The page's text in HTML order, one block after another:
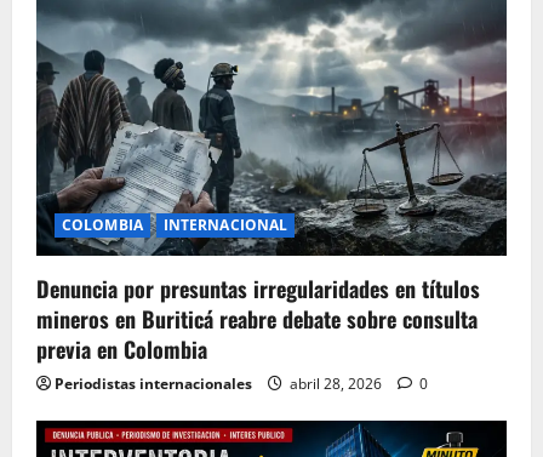
COLOMBIA INTERNACIONAL
Denuncia por presuntas irregularidades en títulos
mineros en Buriticá reabre debate sobre consulta
previa en Colombia
Periodistas internacionales abril 28, 2026 0